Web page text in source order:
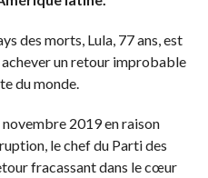
des morts, Lula, 77 ans, est
un retour improbable
du monde.
novembre 2019 en raison
le chef du Parti des
fracassant dans le cœur